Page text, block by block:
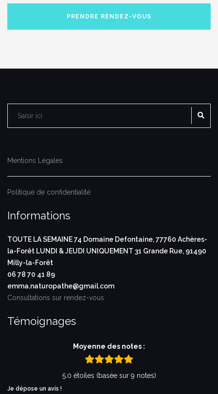
PRENDRE RENDEZ-VOUS
Rechercher :
Mentions Légales
Politique de confidentialité
Informations
TOUTE LA SEMAINE74 Domaine Defontaine,77760 Achères-
la-Forêt LUNDI & JEUDI UNIQUEMENT 31 Grande Rue, 91490
Milly-la-Forêt
06 78 70 41 89
emma.naturopathe@gmail.com
Consultations sur rendez-vous
Témoignages
Moyenne des notes :
5.0 étoiles (basée sur 9 notes)
Je dépose un avis !